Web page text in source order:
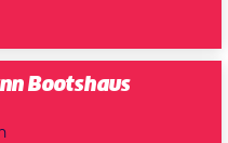
Bootshaus